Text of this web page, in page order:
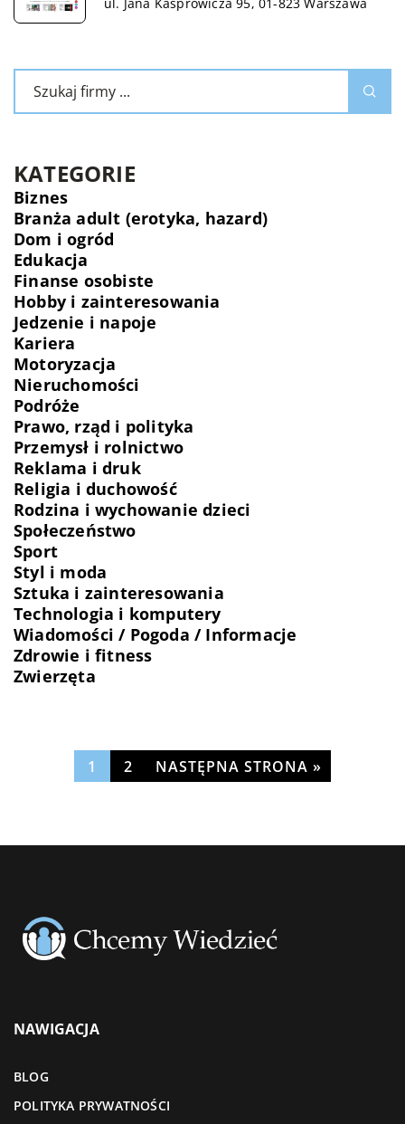
KATEGORIE
Biznes
Branża adult (erotyka, hazard)
Dom i ogród
Edukacja
Finanse osobiste
Hobby i zainteresowania
Jedzenie i napoje
Kariera
Motoryzacja
Nieruchomości
Podróże
Prawo, rząd i polityka
Przemysł i rolnictwo
Reklama i druk
Religia i duchowość
Rodzina i wychowanie dzieci
Społeczeństwo
Sport
Styl i moda
Sztuka i zainteresowania
Technologia i komputery
Wiadomości / Pogoda / Informacje
Zdrowie i fitness
Zwierzęta
1 2 NASTĘPNA STRONA »
NAWIGACJA
BLOG
POLITYKA PRYWATNOŚCI